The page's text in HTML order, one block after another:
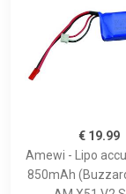
€ 19.99
Amewi - Lipo
850mAh